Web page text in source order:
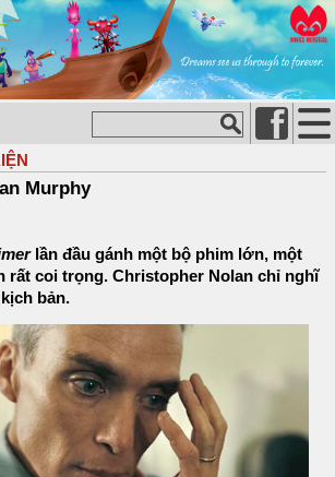
Murphy
lần đầu gánh một bộ phim lớn, một
rất coi trọng. Christopher Nolan chỉ nghĩ
bản.